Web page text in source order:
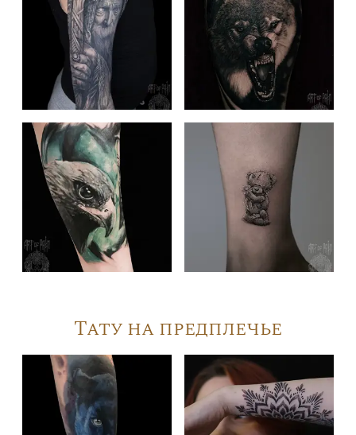
Тату на предплечье